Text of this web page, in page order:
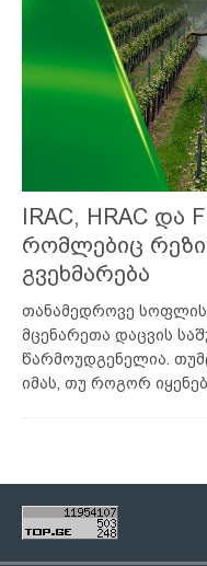
IRAC, HRAC და
რომლებიც
გვეხმარება
თანამედროვე სოფლის
მცენარეთა დაცვის
წარმოუდგენელია.
იმას, თუ როგორ